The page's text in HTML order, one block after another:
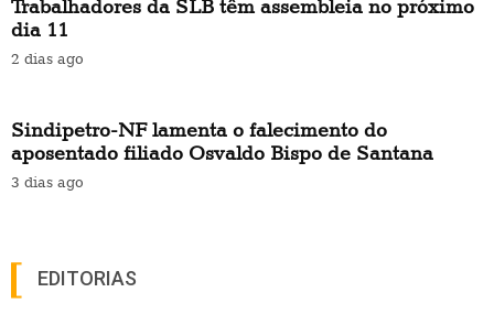
Trabalhadores da SLB têm assembleia no próximo
dia 11
2 dias ago
Sindipetro-NF lamenta o falecimento do
aposentado filiado Osvaldo Bispo de Santana
3 dias ago
EDITORIAS